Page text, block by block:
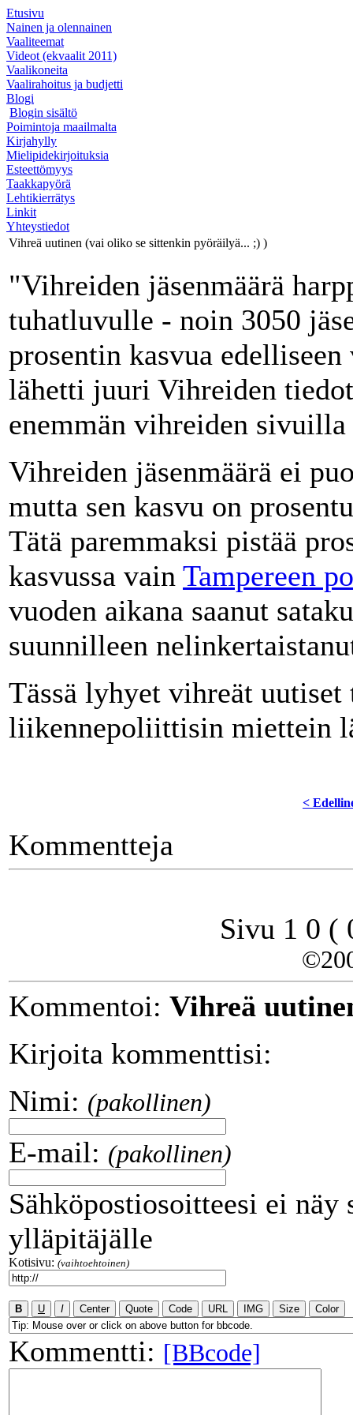
Etusivu
Nainen ja olennainen
Vaaliteemat
Videot (ekvaalit 2011)
Vaalikoneita
Vaalirahoitus ja budjetti
Blogi
Blogin sisältö
Poimintoja maailmalta
Kirjahylly
Mielipidekirjoituksia
Esteettömyys
Taakkapyörä
Lehtikierrätys
Linkit
Yhteystiedot
Vihreä uutinen (vai oliko se sittenkin pyöräilyä... ;) )
"Vihreiden jäsenmäärä
tuhatluvulle - noin 3050
prosentin kasvua
lähetti juuri Vihreiden
enemmän vihreiden sivuilla
Vihreiden jäsenmäärä ei
mutta sen kasvu on
Tätä paremmaksi pistää
kasvussa vain Tampereen
vuoden aikana saanut
suunnilleen
Tässä lyhyet vihreät uutiset
liikennepoliittisin miettein
<
Kommentteja
Sivu 1 0 (
Kommentoi: Vihreä
Kirjoita kommenttisi:
Nimi: (pakollinen)
E-mail: (pakollinen)
Sähköpostiosoitteesi ei
ylläpitäjälle
Kotisivu: (vaihtoehtoinen)
Kommentti: [BBcode]